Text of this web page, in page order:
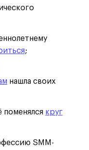
;
нашла своих
поменялся круг
SMM-